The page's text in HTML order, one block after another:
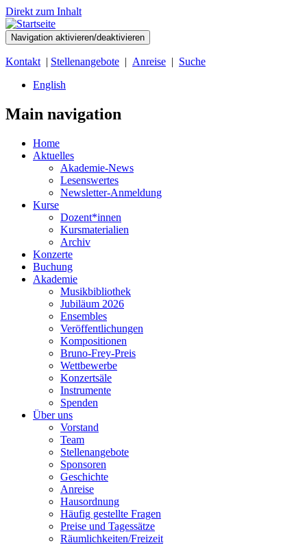
Direkt zum Inhalt
Navigation aktivieren/deaktivieren
Kontakt | Stellenangebote | Anreise | Suche
English
Main navigation
Home
Aktuelles
Akademie-News
Lesenswertes
Newsletter-Anmeldung
Kurse
Dozent*innen
Kursmaterialien
Archiv
Konzerte
Buchung
Akademie
Musikbibliothek
Jubiläum 2026
Ensembles
Veröffentlichungen
Kompositionen
Bruno-Frey-Preis
Wettbewerbe
Konzertsäle
Instrumente
Spenden
Über uns
Vorstand
Team
Stellenangebote
Sponsoren
Geschichte
Anreise
Hausordnung
Häufig gestellte Fragen
Preise und Tagessätze
Räumlichkeiten/Freizeit